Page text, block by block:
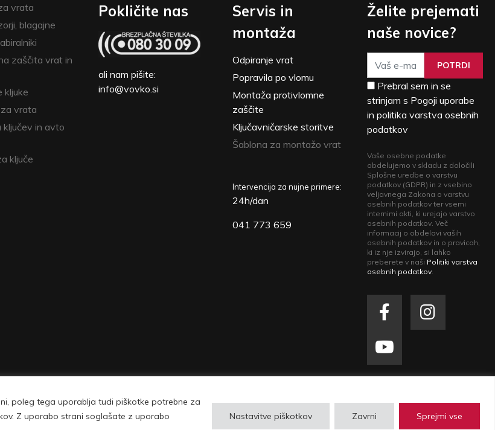
poleg tega uporablja tudi piškotke potrebne za
Z uporabo strani soglašate z uporabo
Nastavitve piškotkov Zavrni Sprejmi vse
vrata
blagajne
zaščita vrat in
kljuke
vrata
ključev in avto
ključe
Pokličite nas
ali nam pišite:
info@vovko.si
Servis in
montaža
Odpiranje vrat
Popravila po vlomu
Montaža protivlomne
zaščite
Ključavničarske storitve
Šablona za montažo vrat
Intervencija za nujne primere:
24h/dan
041 773 659
Želite prejemati
naše novice?
POTRDI
Prebral sem in se
strinjam s Pogoji uporabe
in politika varstva osebnih
podatkov
Vaše osebne podatke
obdelujemo v skladu z določili
Splošne uredbe o varstvu
podatkov (GDPR) in z vsebino
veljavnega Zakona o varstvu
osebnih podatkov ter vsemi
internimi akti, ki urejajo varstvo
osebnih podatkov. Več
informacij o obdelavi vaših
osebnih podatkov in o pravicah,
ki iz nje izvirajo, si lahko
preberete v naši Politiki varstva
osebnih podatkov.
Vovko - vse pravice pridržane |Pogoji uporabe in politika zasebnosti| Izdelava spletne straniPlenum IT